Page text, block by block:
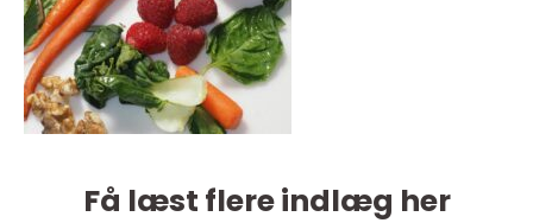
Få læst flere indlæg her